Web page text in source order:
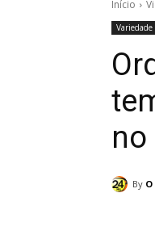
Início
Variedade
no
By